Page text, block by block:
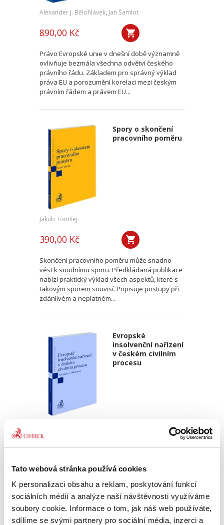
Tato webová stránka používá cookies
K personalizaci obsahu a reklam, poskytování funkcí
sociálních médií a analýze naší návštěvnosti využíváme
soubory cookie. Informace o tom, jak náš web používáte,
sdílíme se svými partnery pro sociální média, inzerci a
Alexander J. Bělohlávek, Jan Šamlot
890,00 Kč
Právo Evropské unie v dnešní době významně
ovlivňuje bezmála všechna odvětví českého
právního řádu. Základem pro správný výklad
práva EU a porozumění korelaci mezi českým
právním řádem a právem EU...
Spory o skončení
pracovního poměru
Jakub Tomšej
390,00 Kč
Skončení pracovního poměru může snadno
vést k soudnímu sporu. Předkládaná publikace
nabízí praktický výklad všech aspektů, které s
takovým sporem souvisí. Popisuje postupy při
zdánlivém a neplatném...
Evropské
insolvenční nařízení
v českém civilním
procesu
690,00 Kč
Publikace navazuje na druhé vydání autorova
insolvenčním řízení, který vyšel v české verzi u
C. H. Beck v roce 2020. Zmíněný komentář byl
zpracován v...